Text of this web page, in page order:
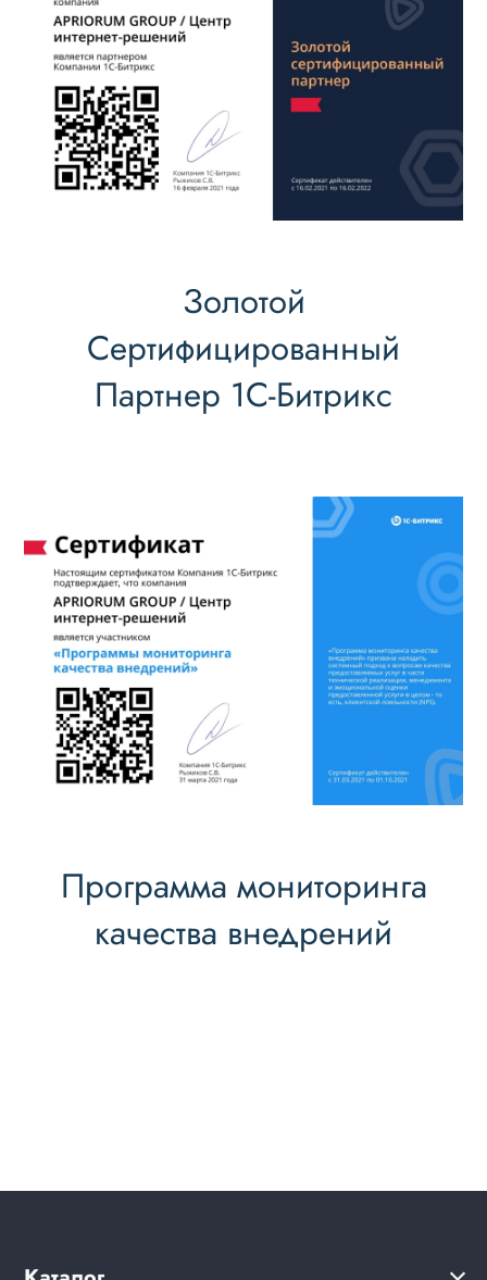
Золотой
Сертифицированный
Партнер 1С-Битрикс
Программа мониторинга
качества внедрений